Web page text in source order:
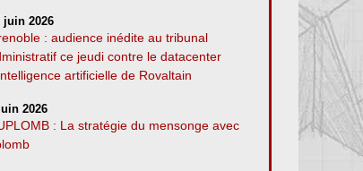
juin 2026
: audience inédite au tribunal
ce jeudi contre le datacenter
artificielle de Rovaltain
2026
: La stratégie du mensonge avec